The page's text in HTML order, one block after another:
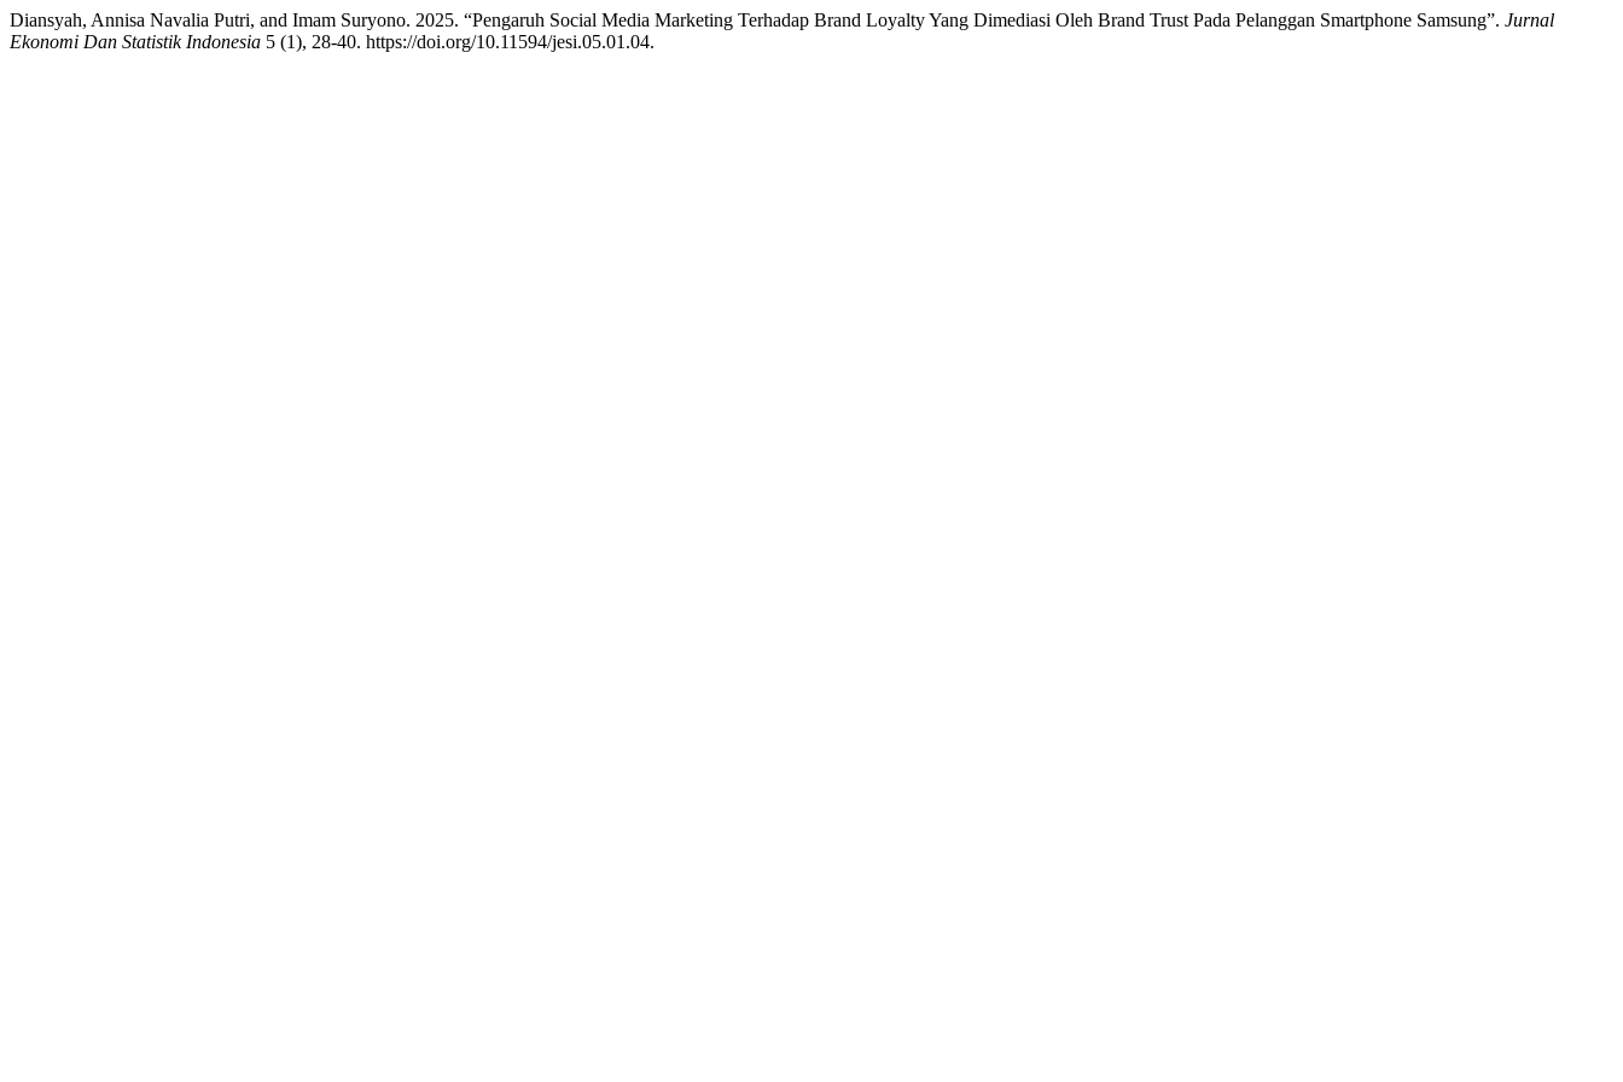
Diansyah, Annisa Navalia Putri, and Imam Suryono. 2025. “Pengaruh Social Media Marketing Terhadap Brand Loyalty Yang Dimediasi Oleh Brand Trust Pada Pelanggan Smartphone Samsung”. Jurnal
Ekonomi Dan Statistik Indonesia 5 (1), 28-40. https://doi.org/10.11594/jesi.05.01.04.